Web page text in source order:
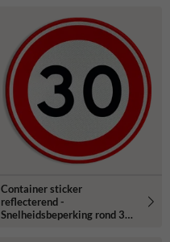
Container sticker
reflecterend -
Snelheidsbeperking rond 30